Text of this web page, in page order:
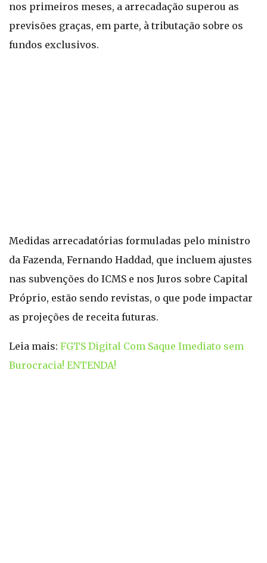
nos primeiros meses, a arrecadação superou as
previsões graças, em parte, à tributação sobre os
fundos exclusivos.
Medidas arrecadatórias formuladas pelo ministro
da Fazenda, Fernando Haddad, que incluem ajustes
nas subvenções do ICMS e nos Juros sobre Capital
Próprio, estão sendo revistas, o que pode impactar
as projeções de receita futuras.
Leia mais: FGTS Digital Com Saque Imediato sem
Burocracia! ENTENDA!